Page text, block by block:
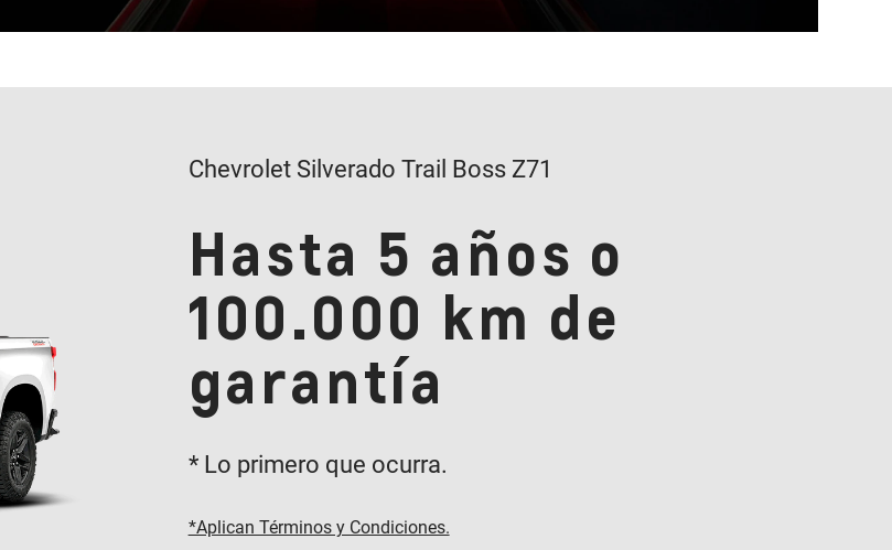
Chevrolet Silverado Trail Boss Z71
Hasta 5 años o
100.000 km de
garantía
* Lo primero que ocurra.
*Aplican Términos y Condiciones.